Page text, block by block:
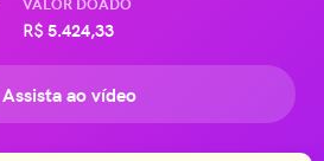
R$5.424,33
Assista ao vídeo